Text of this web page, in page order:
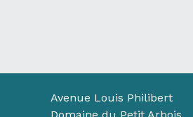
Avenue Louis Philibert